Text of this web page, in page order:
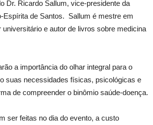
Dr. Ricardo Sallum, vice-presidente da
Espírita de Santos. Sallum é mestre em
universitário e autor de livros sobre medicina
a importância do olhar integral para o
suas necessidades físicas, psicológicas e
de compreender o binômio saúde-doença.
ser feitas no dia do evento, a custo